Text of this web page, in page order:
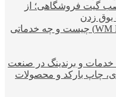
گیت فروشگاهی؛ از
زدن
بروکر دبلیو ام مارکتس (WM Markets) چیست و چه خدماتی
خدمات و برندینگ در صنعت
چاپ بارکد و محصولات